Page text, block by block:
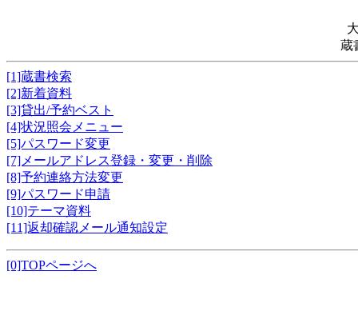
蔵
[1]蔵書検索
[2]新着資料
[3]貸出/予約ベスト
[4]状況照会メニュー
[5]パスワード変更
[7]メールアドレス登録・変更・削除
[8]予約連絡方法変更
[9]パスワード申請
[10]テーマ資料
[11]返却確認メール通知設定
[0]TOPページへ